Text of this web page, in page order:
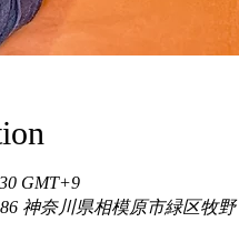
GMT+9
神奈川県相模原市緑区牧